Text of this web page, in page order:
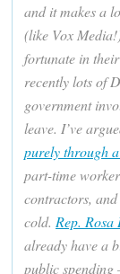
and it makes a
(like Vox
fortunate in
recently lots of
government
leave. I’ve
purely through
part-time
contractors,
cold. Rep.
already have a
public spending